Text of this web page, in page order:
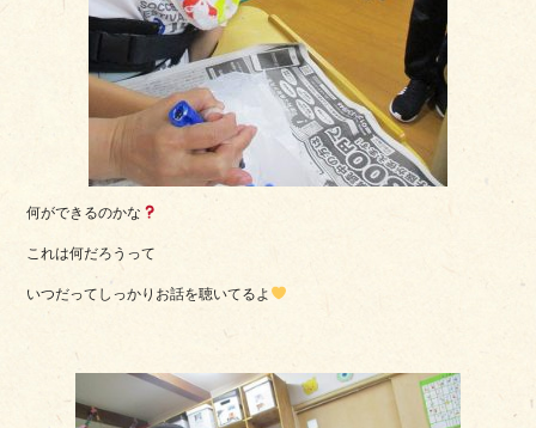
何ができるのかな
これは何だろうって
いつだってしっかりお話を聴いてるよ